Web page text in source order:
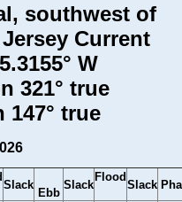
southwest of
Current
W
321° true
true
Slack
Ebb
Slack
Flood
Slack